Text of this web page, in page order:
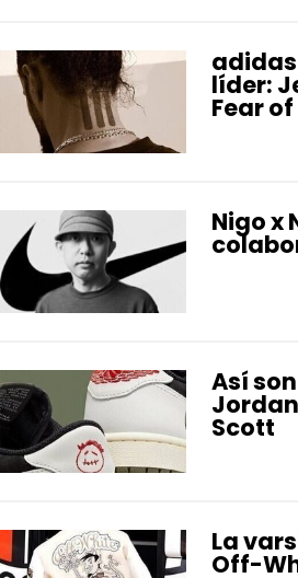
líder:
Fear
Nigo x
Así
Scott
La
Off-